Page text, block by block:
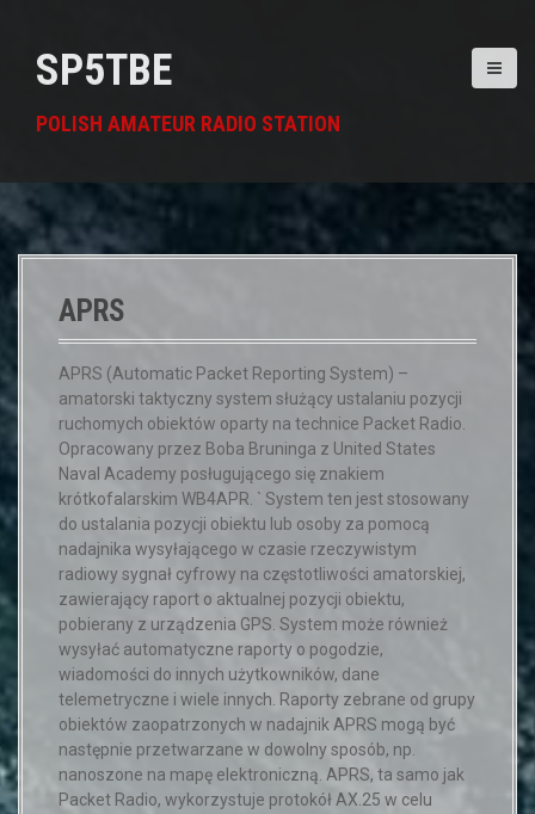
o
SP5TBE
POLISH AMATEUR RADIO STATION
APRS
APRS (Automatic Packet Reporting System) –
amatorski taktyczny system służący ustalaniu pozycji
ruchomych obiektów oparty na technice Packet Radio.
Opracowany przez Boba Bruninga z United States
Naval Academy posługującego się znakiem
krótkofalarskim WB4APR. ` System ten jest stosowany
do ustalania pozycji obiektu lub osoby za pomocą
nadajnika wysyłającego w czasie rzeczywistym
radiowy sygnał cyfrowy na częstotliwości amatorskiej,
zawierający raport o aktualnej pozycji obiektu,
pobierany z urządzenia GPS. System może również
wysyłać automatyczne raporty o pogodzie,
wiadomości do innych użytkowników, dane
telemetryczne i wiele innych. Raporty zebrane od grupy
obiektów zaopatrzonych w nadajnik APRS mogą być
następnie przetwarzane w dowolny sposób, np.
nanoszone na mapę elektroniczną. APRS, ta samo jak
Packet Radio, wykorzystuje protokół AX.25 w celu